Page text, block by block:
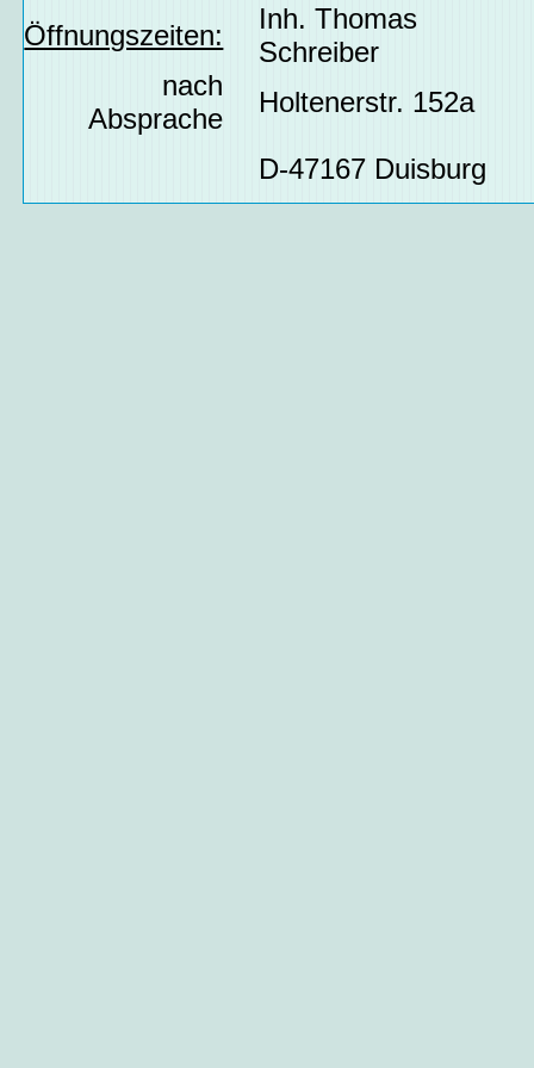
Öffnungszeiten:
Inh. Thomas
Schreiber
nach
Absprache
Holtenerstr. 152a
D-47167 Duisburg